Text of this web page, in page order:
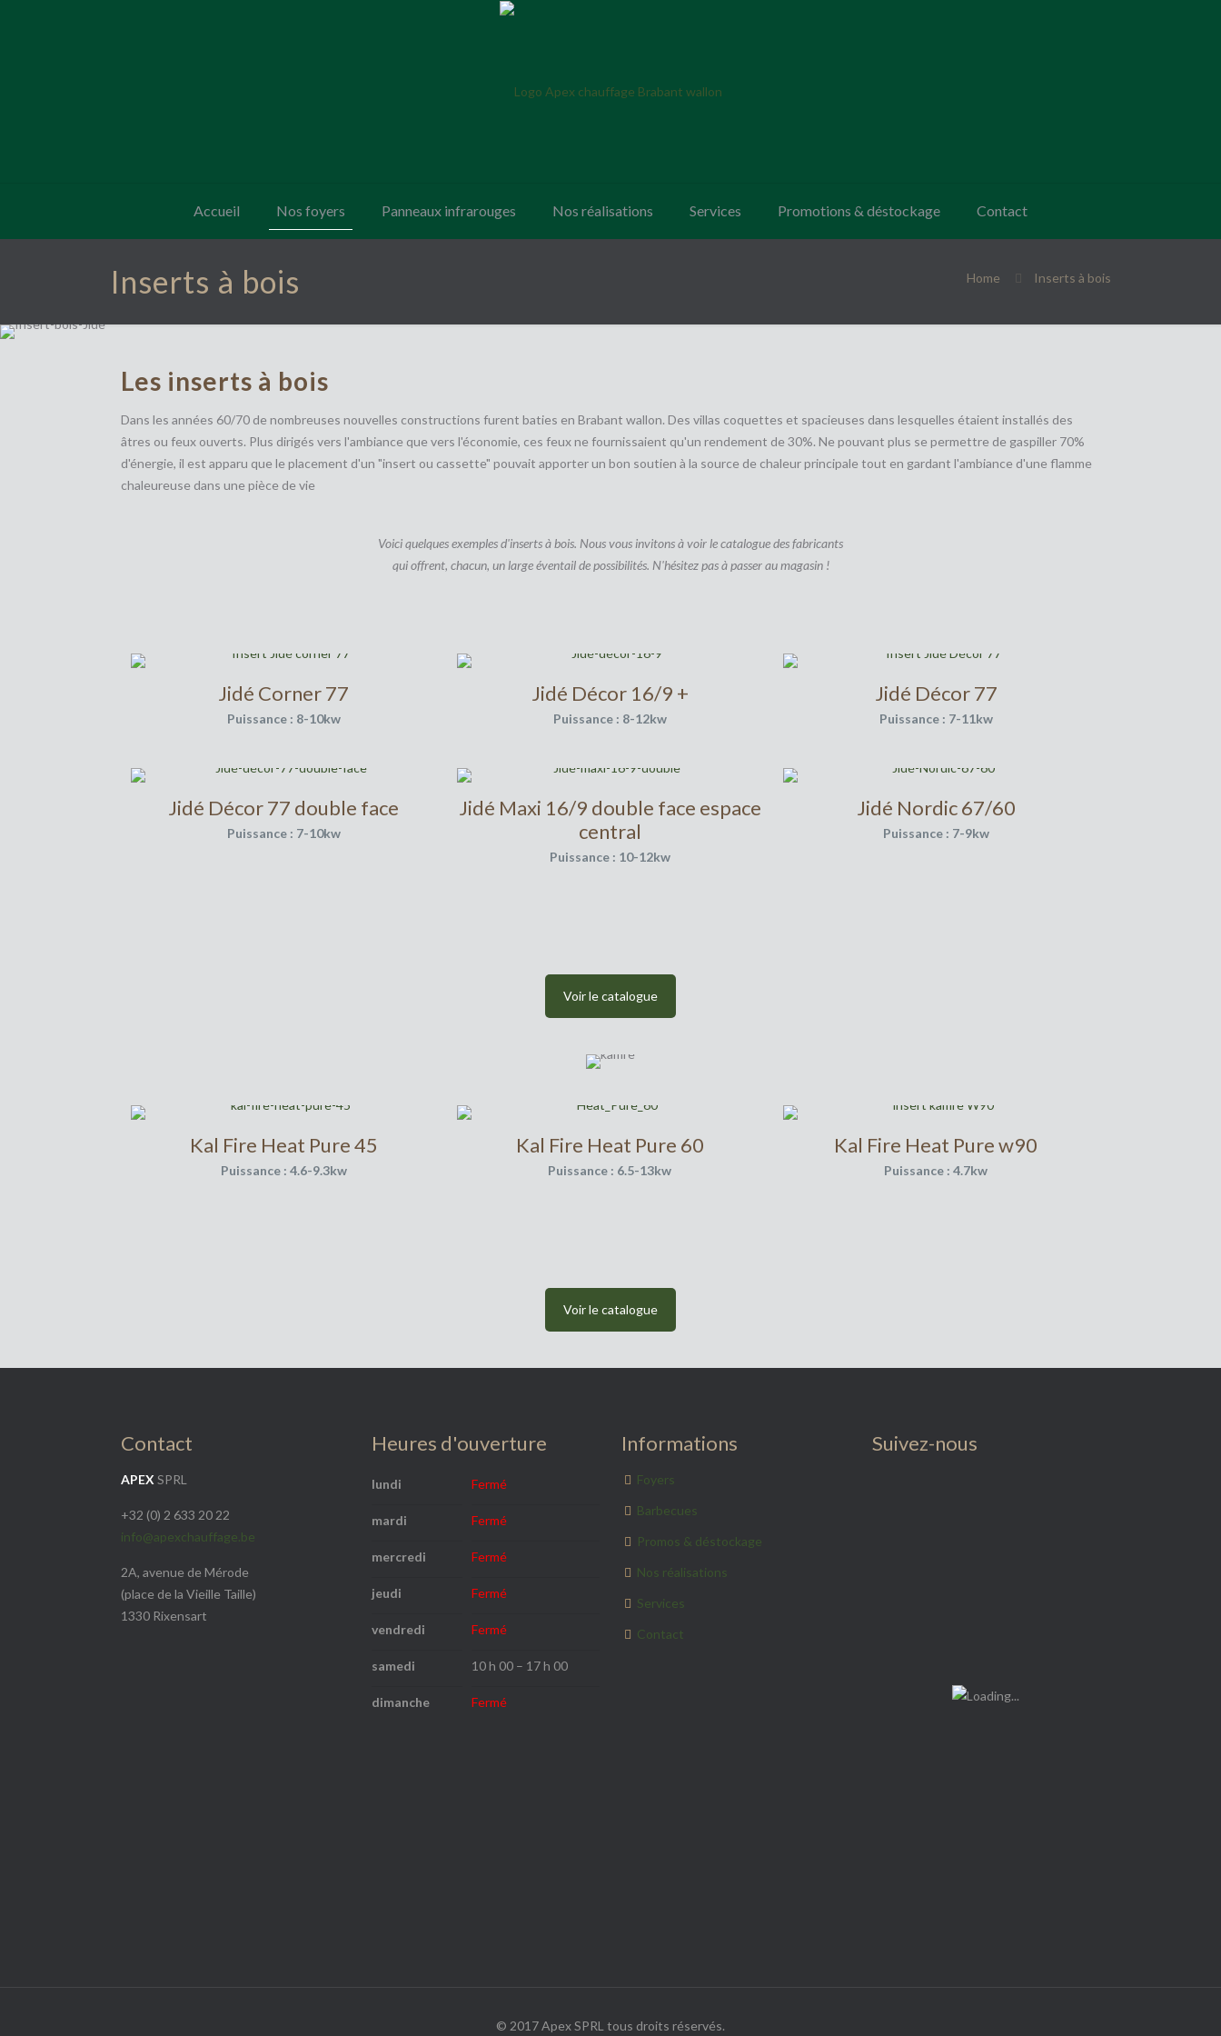
Accueil Nos foyers Panneaux infrarouges Nos réalisations Services Promotions & déstockage Contact
Inserts à bois Home Inserts à bois
Les inserts à bois
Dans les années 60/70 de nombreuses nouvelles constructions furent baties en Brabant wallon. Des villas coquettes et spacieuses dans lesquelles étaient installés des
âtres ou feux ouverts. Plus dirigés vers l'ambiance que vers l'économie, ces feux ne fournissaient qu'un rendement de 30%. Ne pouvant plus se permettre de gaspiller 70%
d'énergie, il est apparu que le placement d'un "insert ou cassette" pouvait apporter un bon soutien à la source de chaleur principale tout en gardant l'ambiance d'une flamme
chaleureuse dans une pièce de vie
Voici quelques exemples d'inserts à bois. Nous vous invitons à voir le catalogue des fabricants
qui offrent, chacun, un large éventail de possibilités. N'hésitez pas à passer au magasin !
Jidé Corner 77
Puissance : 8-10kw
Jidé Décor 16/9 +
Puissance : 8-12kw
Jidé Décor 77
Puissance : 7-11kw
Jidé Décor 77 double face
Puissance : 7-10kw
Jidé Maxi 16/9 double face espace
central
Puissance : 10-12kw
Jidé Nordic 67/60
Puissance : 7-9kw
Voir le catalogue
Kal Fire Heat Pure 45
Puissance : 4.6-9.3kw
Kal Fire Heat Pure 60
Puissance : 6.5-13kw
Kal Fire Heat Pure w90
Puissance : 4.7kw
Voir le catalogue
Contact
APEXSPRL
+32 (0) 2 633 20 22
info@apexchauffage.be
2A, avenue de Mérode
(place de la Vieille Taille)
1330 Rixensart
Heures d'ouverture
lundi Fermé
mardi Fermé
mercredi Fermé
jeudi Fermé
vendredi Fermé
samedi 10 h 00 – 17 h 00
dimanche Fermé
Informations
Foyers
Barbecues
Promos & déstockage
Nos réalisations
Services
Contact
Suivez-nous
© 2017 Apex SPRL tous droits réservés.